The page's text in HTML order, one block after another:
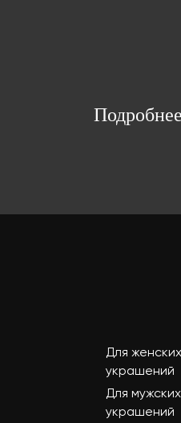
Для женских
украшений
Для мужских
украшений